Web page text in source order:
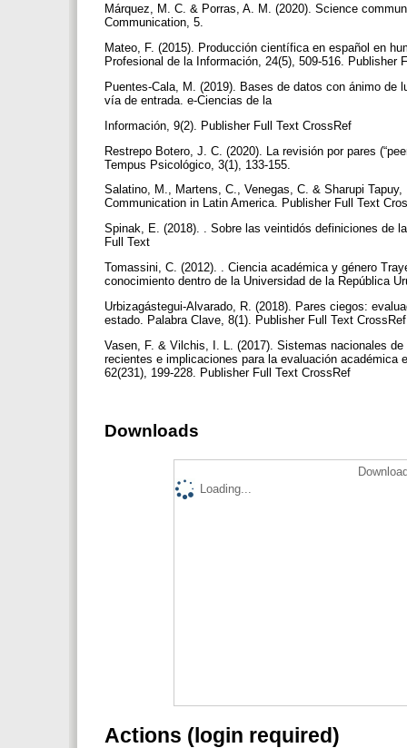
Márquez, M. C. & Porras, A. M. (2020). Science
Communication, 5.
Mateo, F. (2015). Producción científica en español en
Profesional de la Información, 24(5), 509-516. Publisher
Puentes-Cala, M. (2019). Bases de datos con ánimo
vía de entrada. e-Ciencias de la
Información, 9(2). Publisher Full Text CrossRef
Restrepo Botero, J. C. (2020). La revisión por pares
Tempus Psicológico, 3(1), 133-155.
Salatino, M., Martens, C., Venegas, C. & Sharupi
Communication in Latin America. Publisher Full Text
Spinak, E. (2018). . Sobre las veintidós definiciones de
Full Text
Tomassini, C. (2012). . Ciencia académica y género
conocimiento dentro de la Universidad de la República
Urbizagástegui-Alvarado, R. (2018). Pares ciegos:
estado. Palabra Clave, 8(1). Publisher Full Text
Vasen, F. & Vilchis, I. L. (2017). Sistemas nacionales
recientes e implicaciones para la evaluación
62(231), 199-228. Publisher Full Text CrossRef
Downloads
Loading...
Actions (login required)